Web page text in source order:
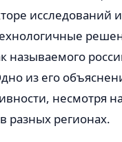
исследований и
называемого
из его
несмотря на
разных регионах.